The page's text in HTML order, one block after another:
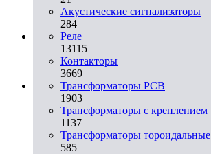
Акустические сигнализаторы
284
Реле
13115
Контакторы
3669
Трансформаторы PCB
1903
Трансформаторы с креплением
1137
Трансформаторы тороидальные
585